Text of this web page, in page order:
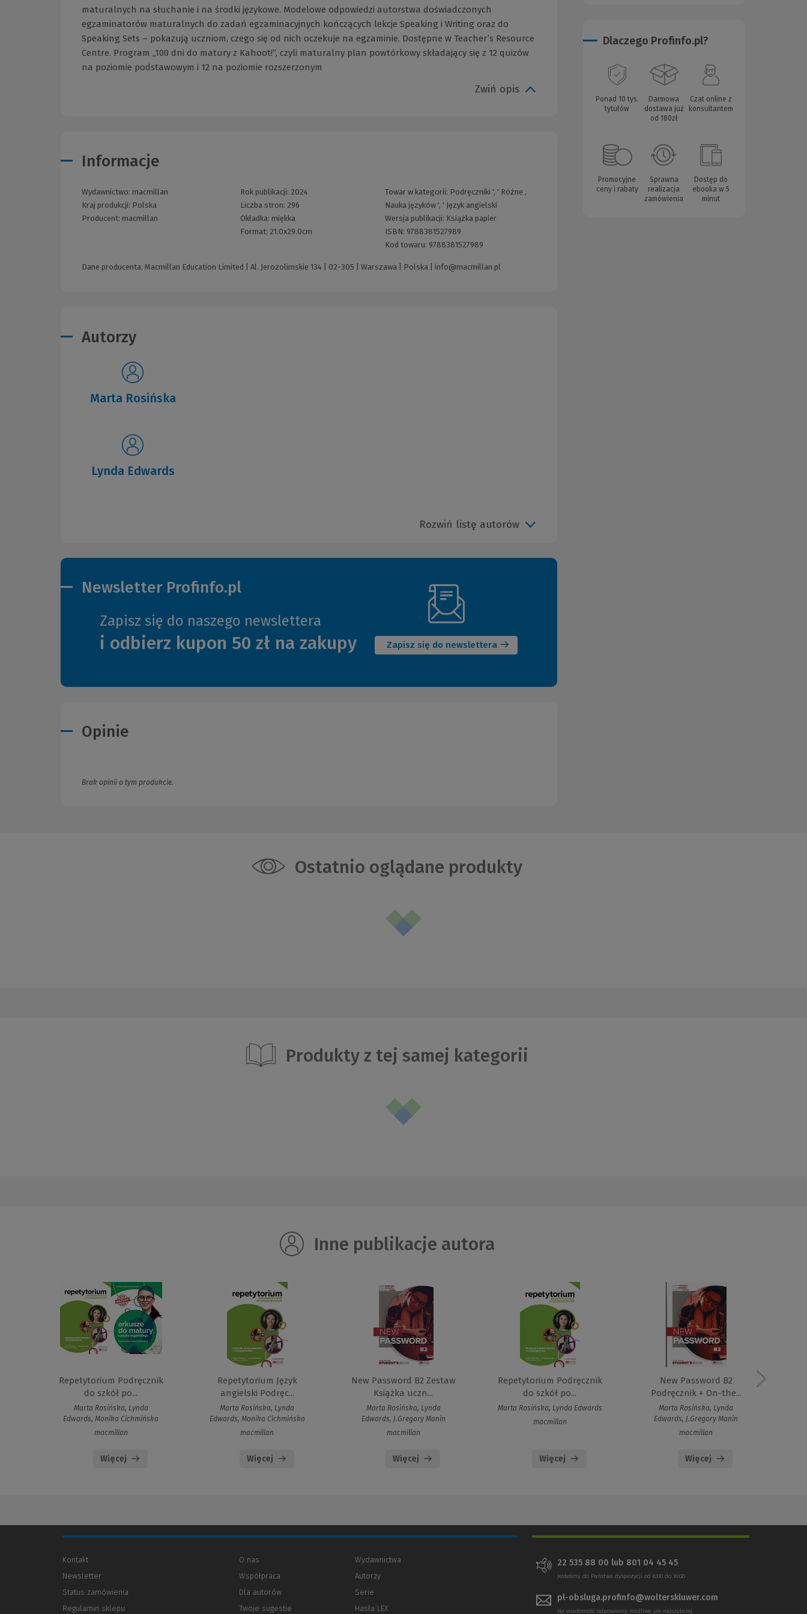
maturalnych na słuchanie i na środki językowe. Modelowe odpowiedzi autorstwa doświadczonych
egzaminatorów maturalnych do zadań egzaminacyjnych kończących lekcje Speaking i Writing oraz do
Speaking Sets – pokazują uczniom, czego się od nich oczekuje na egzaminie. Dostępne w Teacher’s Resource
Centre. Program „100 dni do matury z Kahoot!”, czyli maturalny plan powtórkowy składający się z 12 quizów
na poziomie podstawowym i 12 na poziomie rozszerzonym
Zwiń opis
Informacje
Wydawnictwo: macmillan
Kraj produkcji: Polska
Producent: macmillan
Rok publikacji: 2024
Liczba stron: 296
Okładka: miękka
Format: 21.0x29.0cm
Towar w kategorii: Podręczniki ', ' Różne ,
Nauka języków', ' Język angielski
Wersja publikacji: Książka papier
ISBN: 9788381527989
Kod towaru: 9788381527989
Dane producenta: Macmillan Education Limited | Al. Jerozolimskie 134 | 02-305 | Warszawa | Polska | info@macmillan.pl
Autorzy
Marta Rosińska
Lynda Edwards
Rozwiń listę autorów
Newsletter Profinfo.pl
Zapisz się do naszego newslettera
i odbierz kupon 50 zł na zakupy Zapisz się do newslettera
okno)
Opinie
Brak opinii o tym produkcie.
Dlaczego Profinfo.pl?
Ponad 10 tys.
tytułów
Darmowa
dostawa już
od 180zł
Czat online z
konsultantem
Promocyjne
ceny i rabaty
Sprawna
realizacja
zamówienia
Dostęp do
ebooka w 5
minut
Ostatnio oglądane produkty
Produkty z tej samej kategorii
Inne publikacje autora
Repetytorium Podręcznik
do szkół po...
Marta Rosińska, Lynda
Edwards, Monika Cichmińska
macmillan
Więcej
Repetytorium Język
angielski Podręc...
Marta Rosińska, Lynda
Edwards, Monika Cichmińska
macmillan
Więcej
New Password B2 Zestaw
Książka uczn...
Marta Rosińska, Lynda
Edwards, J.Gregory Manin
macmillan
Więcej
Repetytorium Podręcznik
do szkół po...
Marta Rosińska, Lynda Edwards
macmillan
Więcej
New Password B2
Podręcznik + On-the...
Marta Rosińska, Lynda
Edwards, J.Gregory Manin
macmillan
Więcej
Kontakt
Newsletter
Status zamówienia
Regulamin sklepu
O nas
Współpraca
Dla autorów
innej
Twoje sugestie
Wydawnictwa
Autorzy
Serie
Hasła LEX
22 535 88 00 lub 801 04 45 45
Jesteśmy do Państwa dyspozycji od 8:00 do 16:00
pl-obsluga.profinfo@wolterskluwer.com
Na wiadomość odpowiemy możliwe jak najszybciej.